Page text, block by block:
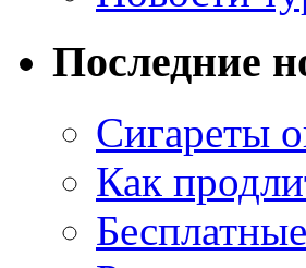
Последние
Сигареты
Как